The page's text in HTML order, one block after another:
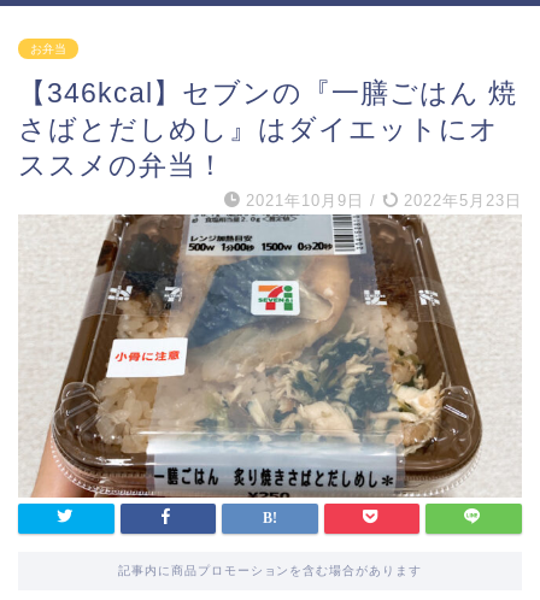
お弁当
【346kcal】セブンの『一膳ごはん 焼
さばとだしめし』はダイエットにオ
ススメの弁当！
2021年10月9日 / 2022年5月23日
記事内に商品プロモーションを含む場合があります